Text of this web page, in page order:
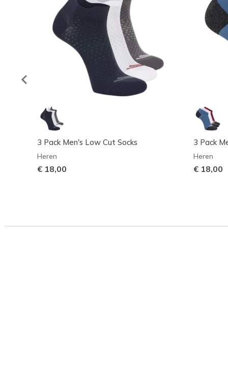
3 Pack Men's Low Cut Socks
Heren
€ 18,00
3 Pack
Heren
€ 18,00